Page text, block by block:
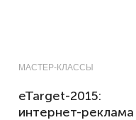
МАСТЕР-КЛАССЫ
eTarget-2015:
интернет-реклама